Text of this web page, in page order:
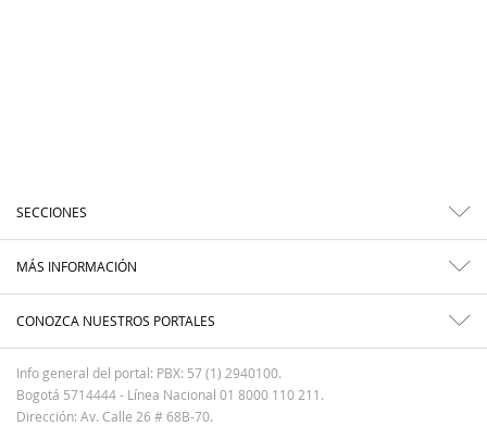
SECCIONES
MÁS INFORMACIÓN
CONOZCA NUESTROS PORTALES
Info general del portal: PBX: 57 (1) 2940100.
Bogotá 5714444 - Línea Nacional 01 8000 110 211.
Dirección: Av. Calle 26 # 68B-70.